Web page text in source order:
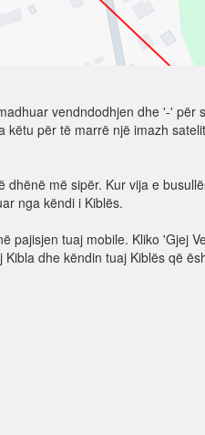
vendndodhjen dhe '-' për
për të marrë një imazh
më sipër. Kur vija e
nga këndi i Kiblës.
pajisjen tuaj mobile. Kliko 'Gjej
dhe këndin tuaj Kiblës që